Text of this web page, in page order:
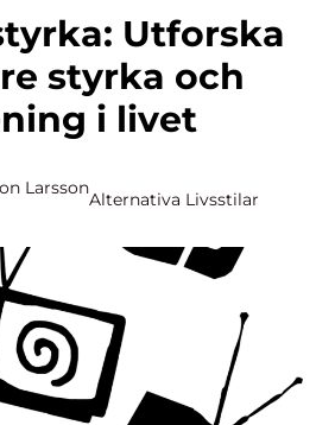
styrka och
i livet
Larsson
Alternativa Livsstilar